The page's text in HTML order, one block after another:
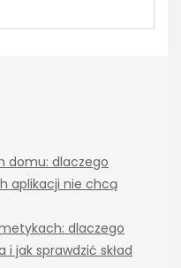
domu: dlaczego
aplikacji nie chcą
dlaczego
i jak sprawdzić skład